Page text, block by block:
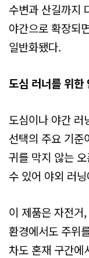
수변과 산길까지
야간으로 확장되
일반화됐다.
도심 러너를 위한
도심이나 야간 러
선택의 주요 기
귀를 막지 않는
수 있어 야외 러
이 제품은 자전거
환경에서도 주위
차도 혼재 구간에